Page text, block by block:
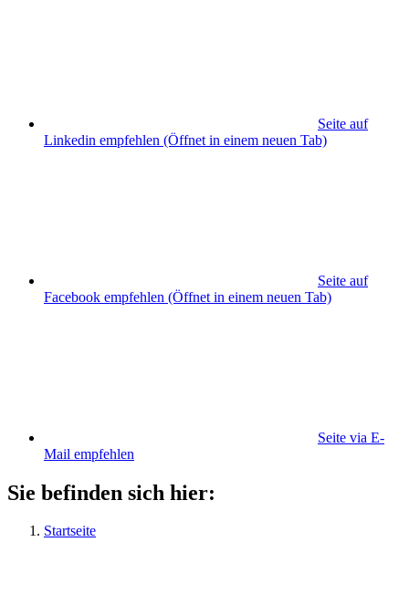
Seite auf
Linkedin empfehlen (Öffnet in einem neuen Tab)
Seite auf
Facebook empfehlen (Öffnet in einem neuen Tab)
Seite via E-
Mail empfehlen
Sie befinden sich hier:
Startseite